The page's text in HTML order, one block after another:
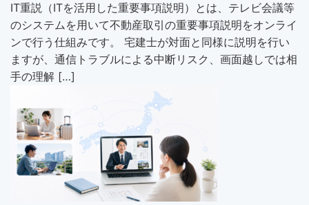
IT重説（ITを活用した重要事項説明）とは、テレビ会議等
のシステムを用いて不動産取引の重要事項説明をオンライ
ンで行う仕組みです。 宅建士が対面と同様に説明を行い
ますが、通信トラブルによる中断リスク、画面越しでは相
手の理解 […]